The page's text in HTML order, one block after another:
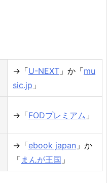
→「U-NEXT 」か「mu
sic.jp 」
→「FODプレミアム 」
→「ebook japan 」か
「 まんが王国 」